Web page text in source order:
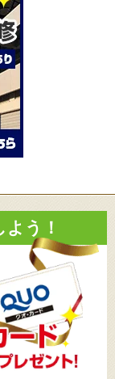
う！